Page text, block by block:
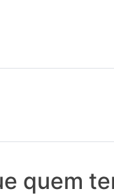
se passa na Saúde!
quem